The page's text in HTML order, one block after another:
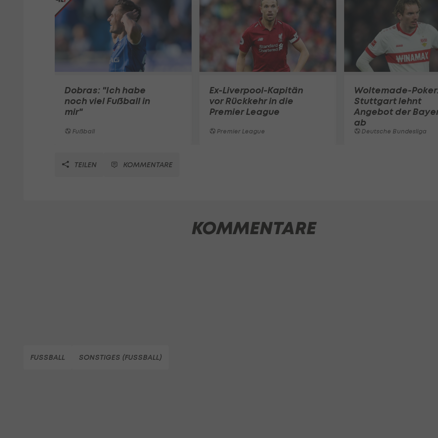
Dobras: "Ich habe
noch viel Fußball in
mir"
Fußball
Ex-Liverpool-Kapitän
vor Rückkehr in die
Premier League
Premier League
Woltemade-
Stuttgart lehnt
Angebot der
ab
Deutsche Bundesliga
TEILEN KOMMENTARE
KOMMENTARE
FUSSBALL SONSTIGES (FUSSBALL)